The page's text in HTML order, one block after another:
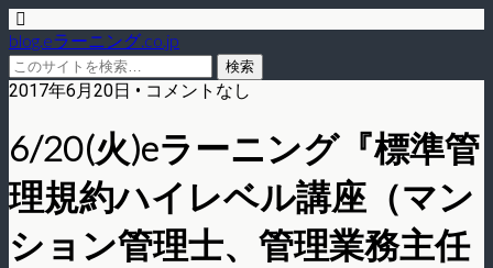
blog.eラーニング.co.jp
2017年6月20日 • コメントなし
6/20(火)eラーニング『標準管
理規約ハイレベル講座（マン
ション管理士、管理業務主任